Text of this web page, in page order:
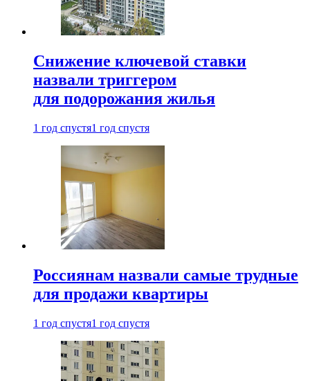
Снижение ключевой ставки
назвали триггером
для подорожания жилья
1 год спустя1 год спустя
Россиянам назвали самые трудные
для продажи квартиры
1 год спустя1 год спустя